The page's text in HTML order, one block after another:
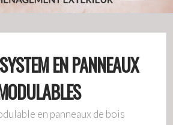
EN PANNEAUX
en panneaux de bois